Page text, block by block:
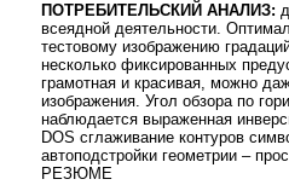
ПОТРЕБИТЕЛЬСКИЙ АНАЛИЗ:
всеядной деятельности.
тестовому изображению
несколько фиксированных
грамотная и красивая, можно
изображения. Угол обзора по
наблюдается выраженная
DOS сглаживание контуров
автоподстройки геометрии –
РЕЗЮМЕ